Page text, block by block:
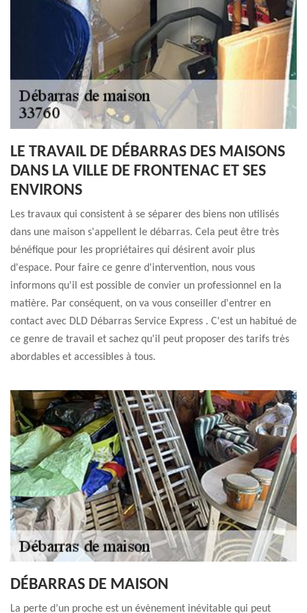
LE TRAVAIL DE DÉBARRAS DES MAISONS
DANS LA VILLE DE FRONTENAC ET SES
ENVIRONS
Les travaux qui consistent à se séparer des biens non utilisés
dans une maison s'appellent le débarras. Cela peut être très
bénéfique pour les propriétaires qui désirent avoir plus
d'espace. Pour faire ce genre d'intervention, nous vous
informons qu'il est possible de convier un professionnel en la
matière. Par conséquent, on va vous conseiller d'entrer en
contact avec DLD Débarras Service Express . C'est un habitué de
ce genre de travail et sachez qu'il peut proposer des tarifs très
abordables et accessibles à tous.
DÉBARRAS DE MAISON
La perte d’un proche est un évènement inévitable qui peut